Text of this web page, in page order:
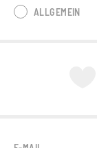
ALLGEMEIN